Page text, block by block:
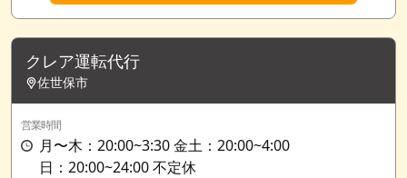
クレア運転代行
佐世保市
営業時間
月〜木：20:00~3:30 金土：20:00~4:00
日：20:00~24:00 不定休